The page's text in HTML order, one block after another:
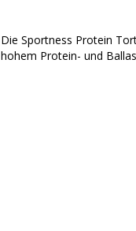
Die Sportness Protein
hohem Protein- und